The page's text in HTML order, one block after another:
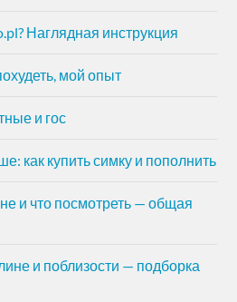
Наглядная инструкция
мой опыт
и гос
как купить симку и пополнить
и что посмотреть — общая
и поблизости — подборка